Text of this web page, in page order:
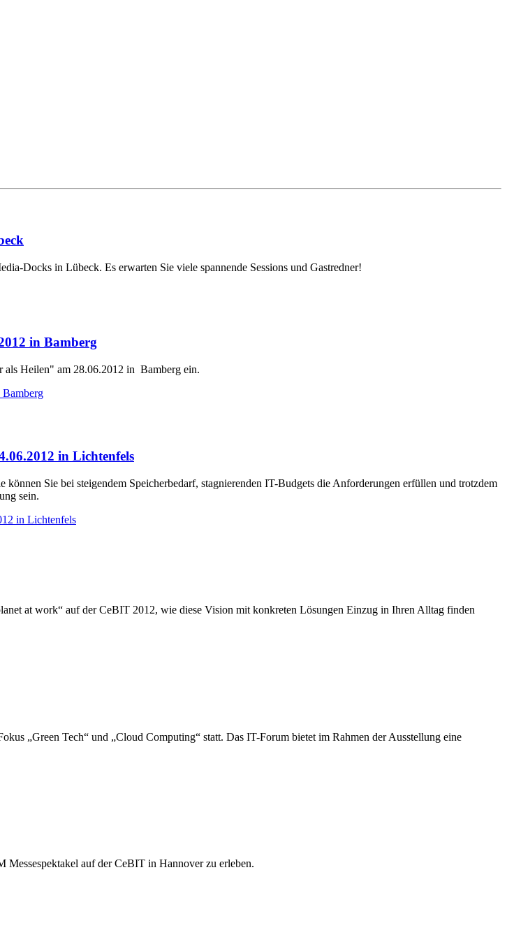
Docks in Lübeck. Es erwarten Sie viele spannende Sessions und Gastredner!
in Bamberg
als Heilen" am 28.06.2012 in Bamberg ein.
Bamberg
in Lichtenfels
Sie bei steigendem Speicherbedarf, stagnierenden IT-Budgets die Anforderungen erfüllen und trotzdem
sein.
in Lichtenfels
at work“ auf der CeBIT 2012, wie diese Vision mit konkreten Lösungen Einzug in Ihren Alltag finden
„Green Tech“ und „Cloud Computing“ statt. Das IT-Forum bietet im Rahmen der Ausstellung eine
auf der CeBIT in Hannover zu erleben.